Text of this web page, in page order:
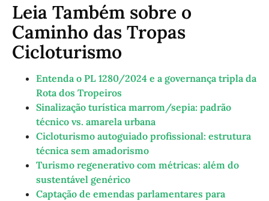
Leia Também sobre o
Caminho das Tropas
Cicloturismo
Entenda o PL 1280/2024 e a governança tripla da
Rota dos Tropeiros
Sinalização turística marrom/sepia: padrão
técnico vs. amarela urbana
Cicloturismo autoguiado profissional: estrutura
técnica sem amadorismo
Turismo regenerativo com métricas: além do
sustentável genérico
Captação de emendas parlamentares para